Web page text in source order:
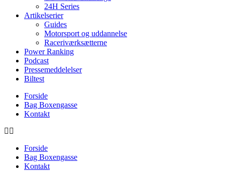
24H Series
Artikelserier
Guides
Motorsport og uddannelse
Raceriværksætterne
Power Ranking
Podcast
Pressemeddelelser
Biltest
Forside
Bag Boxengasse
Kontakt
Forside
Bag Boxengasse
Kontakt